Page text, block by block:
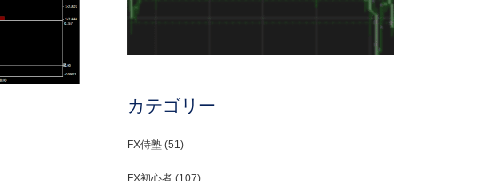
カテゴリー
FX侍塾 (51)
FX初心者 (107)